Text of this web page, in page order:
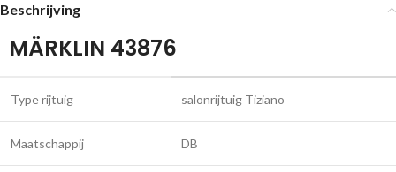
Beschrijving
MÄRKLIN 43876
Type rijtuig salonrijtuig Tiziano
Maatschappij DB